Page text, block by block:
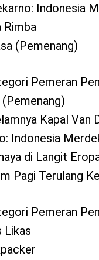
Indonesia
(Pemenang)
Pemeran
(Pemenang)
Kapal Van
Indonesia
di Langit
Pagi Terulang
Pemeran
Likas